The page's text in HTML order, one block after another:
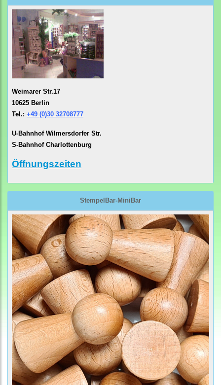
Weimarer Str.17
10625 Berlin
Tel.: +49 (0)30 32708777
U-Bahnhof Wilmersdorfer Str.
S-Bahnhof Charlottenburg
Öffnungszeiten
StempelBar-MiniBar